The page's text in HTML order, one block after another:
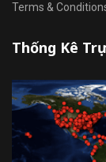
Terms &
Thống Kê